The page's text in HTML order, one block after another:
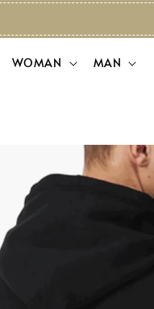
WOMAN MAN